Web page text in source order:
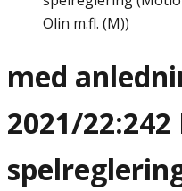
Olin m.fl. (M))
med
2021/